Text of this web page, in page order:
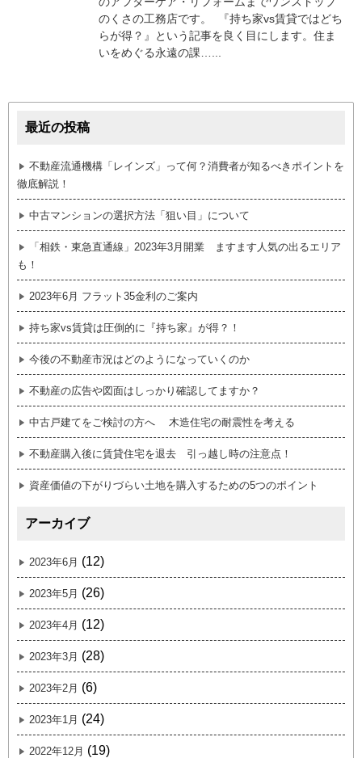
のくさの工務店です。 『持ち家vs賃貸ではどち
らが得？』という記事を良く目にします。住ま
いをめぐる永遠の課…...
最近の投稿
不動産流通機構「レインズ」って何？消費者が知るべきポイントを
徹底解説！
中古マンションの選択方法「狙い目」について
「相鉄・東急直通線」2023年3月開業 ますます人気の出るエリア
も！
2023年6月 フラット35金利のご案内
持ち家vs賃貸は圧倒的に『持ち家』が得？！
今後の不動産市況はどのようになっていくのか
不動産の広告や図面はしっかり確認してますか？
中古戸建てをご検討の方へ 木造住宅の耐震性を考える
不動産購入後に賃貸住宅を退去 引っ越し時の注意点！
資産価値の下がりづらい土地を購入するための5つのポイント
アーカイブ
2023年6月 (12)
2023年5月 (26)
2023年4月 (12)
2023年3月 (28)
2023年2月 (6)
2023年1月 (24)
2022年12月 (19)